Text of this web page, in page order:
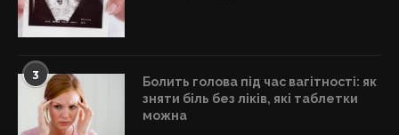
3
Болить голова під час вагітності: як
зняти біль без ліків, які таблетки
можна